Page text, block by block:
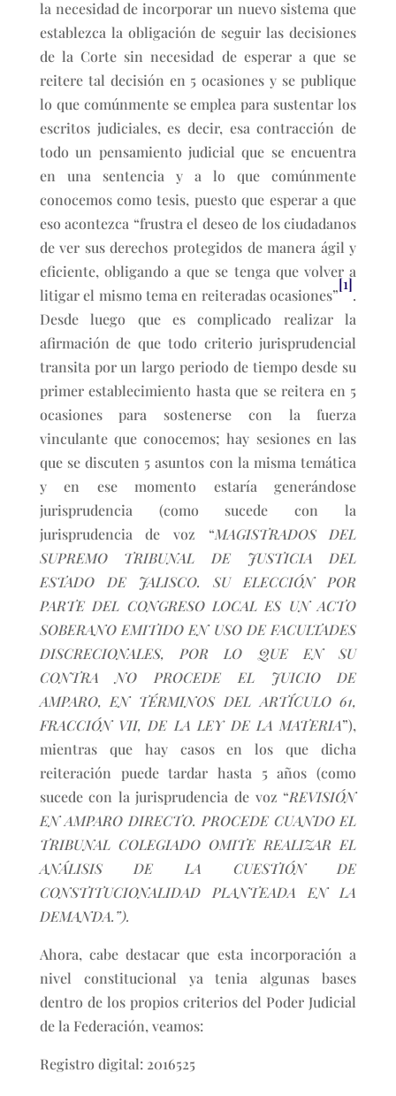
la necesidad de incorporar un nuevo sistema que
establezca la obligación de seguir las decisiones
de la Corte sin necesidad de esperar a que se
reitere tal decisión en 5 ocasiones y se publique
lo que comúnmente se emplea para sustentar los
escritos judiciales, es decir, esa contracción de
todo un pensamiento judicial que se encuentra
en una sentencia y a lo que comúnmente
conocemos como tesis, puesto que esperar a que
eso acontezca “frustra el deseo de los ciudadanos
de ver sus derechos protegidos de manera ágil y
eficiente, obligando a que se tenga que volver a
litigar el mismo tema en reiteradas ocasiones”
[1]
.
Desde luego que es complicado realizar la
afirmación de que todo criterio jurisprudencial
transita por un largo periodo de tiempo desde su
primer establecimiento hasta que se reitera en 5
ocasiones para sostenerse con la fuerza
vinculante que conocemos; hay sesiones en las
que se discuten 5 asuntos con la misma temática
y en ese momento estaría generándose
jurisprudencia (como sucede con la
jurisprudencia de voz “MAGISTRADOS DEL
SUPREMO TRIBUNAL DE JUSTICIA DEL
ESTADO DE JALISCO. SU ELECCIÓN POR
PARTE DEL CONGRESO LOCAL ES UN ACTO
SOBERANO EMITIDO EN USO DE FACULTADES
DISCRECIONALES, POR LO QUE EN SU
CONTRA NO PROCEDE EL JUICIO DE
AMPARO, EN TÉRMINOS DEL ARTÍCULO 61,
FRACCIÓN VII, DE LA LEY DE LA MATERIA”),
mientras que hay casos en los que dicha
reiteración puede tardar hasta 5 años (como
sucede con la jurisprudencia de voz “REVISIÓN
EN AMPARO DIRECTO. PROCEDE CUANDO EL
TRIBUNAL COLEGIADO OMITE REALIZAR EL
ANÁLISIS DE LA CUESTIÓN DE
CONSTITUCIONALIDAD PLANTEADA EN LA
DEMANDA.”).
Ahora, cabe destacar que esta incorporación a
nivel constitucional ya tenia algunas bases
dentro de los propios criterios del Poder Judicial
de la Federación, veamos:
Registro digital: 2016525